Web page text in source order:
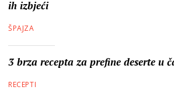
ih izbjeći
ŠPAJZA
3 brza recepta za prefine deserte u
RECEPTI